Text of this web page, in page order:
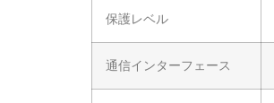
保護レベル
通信インターフェース